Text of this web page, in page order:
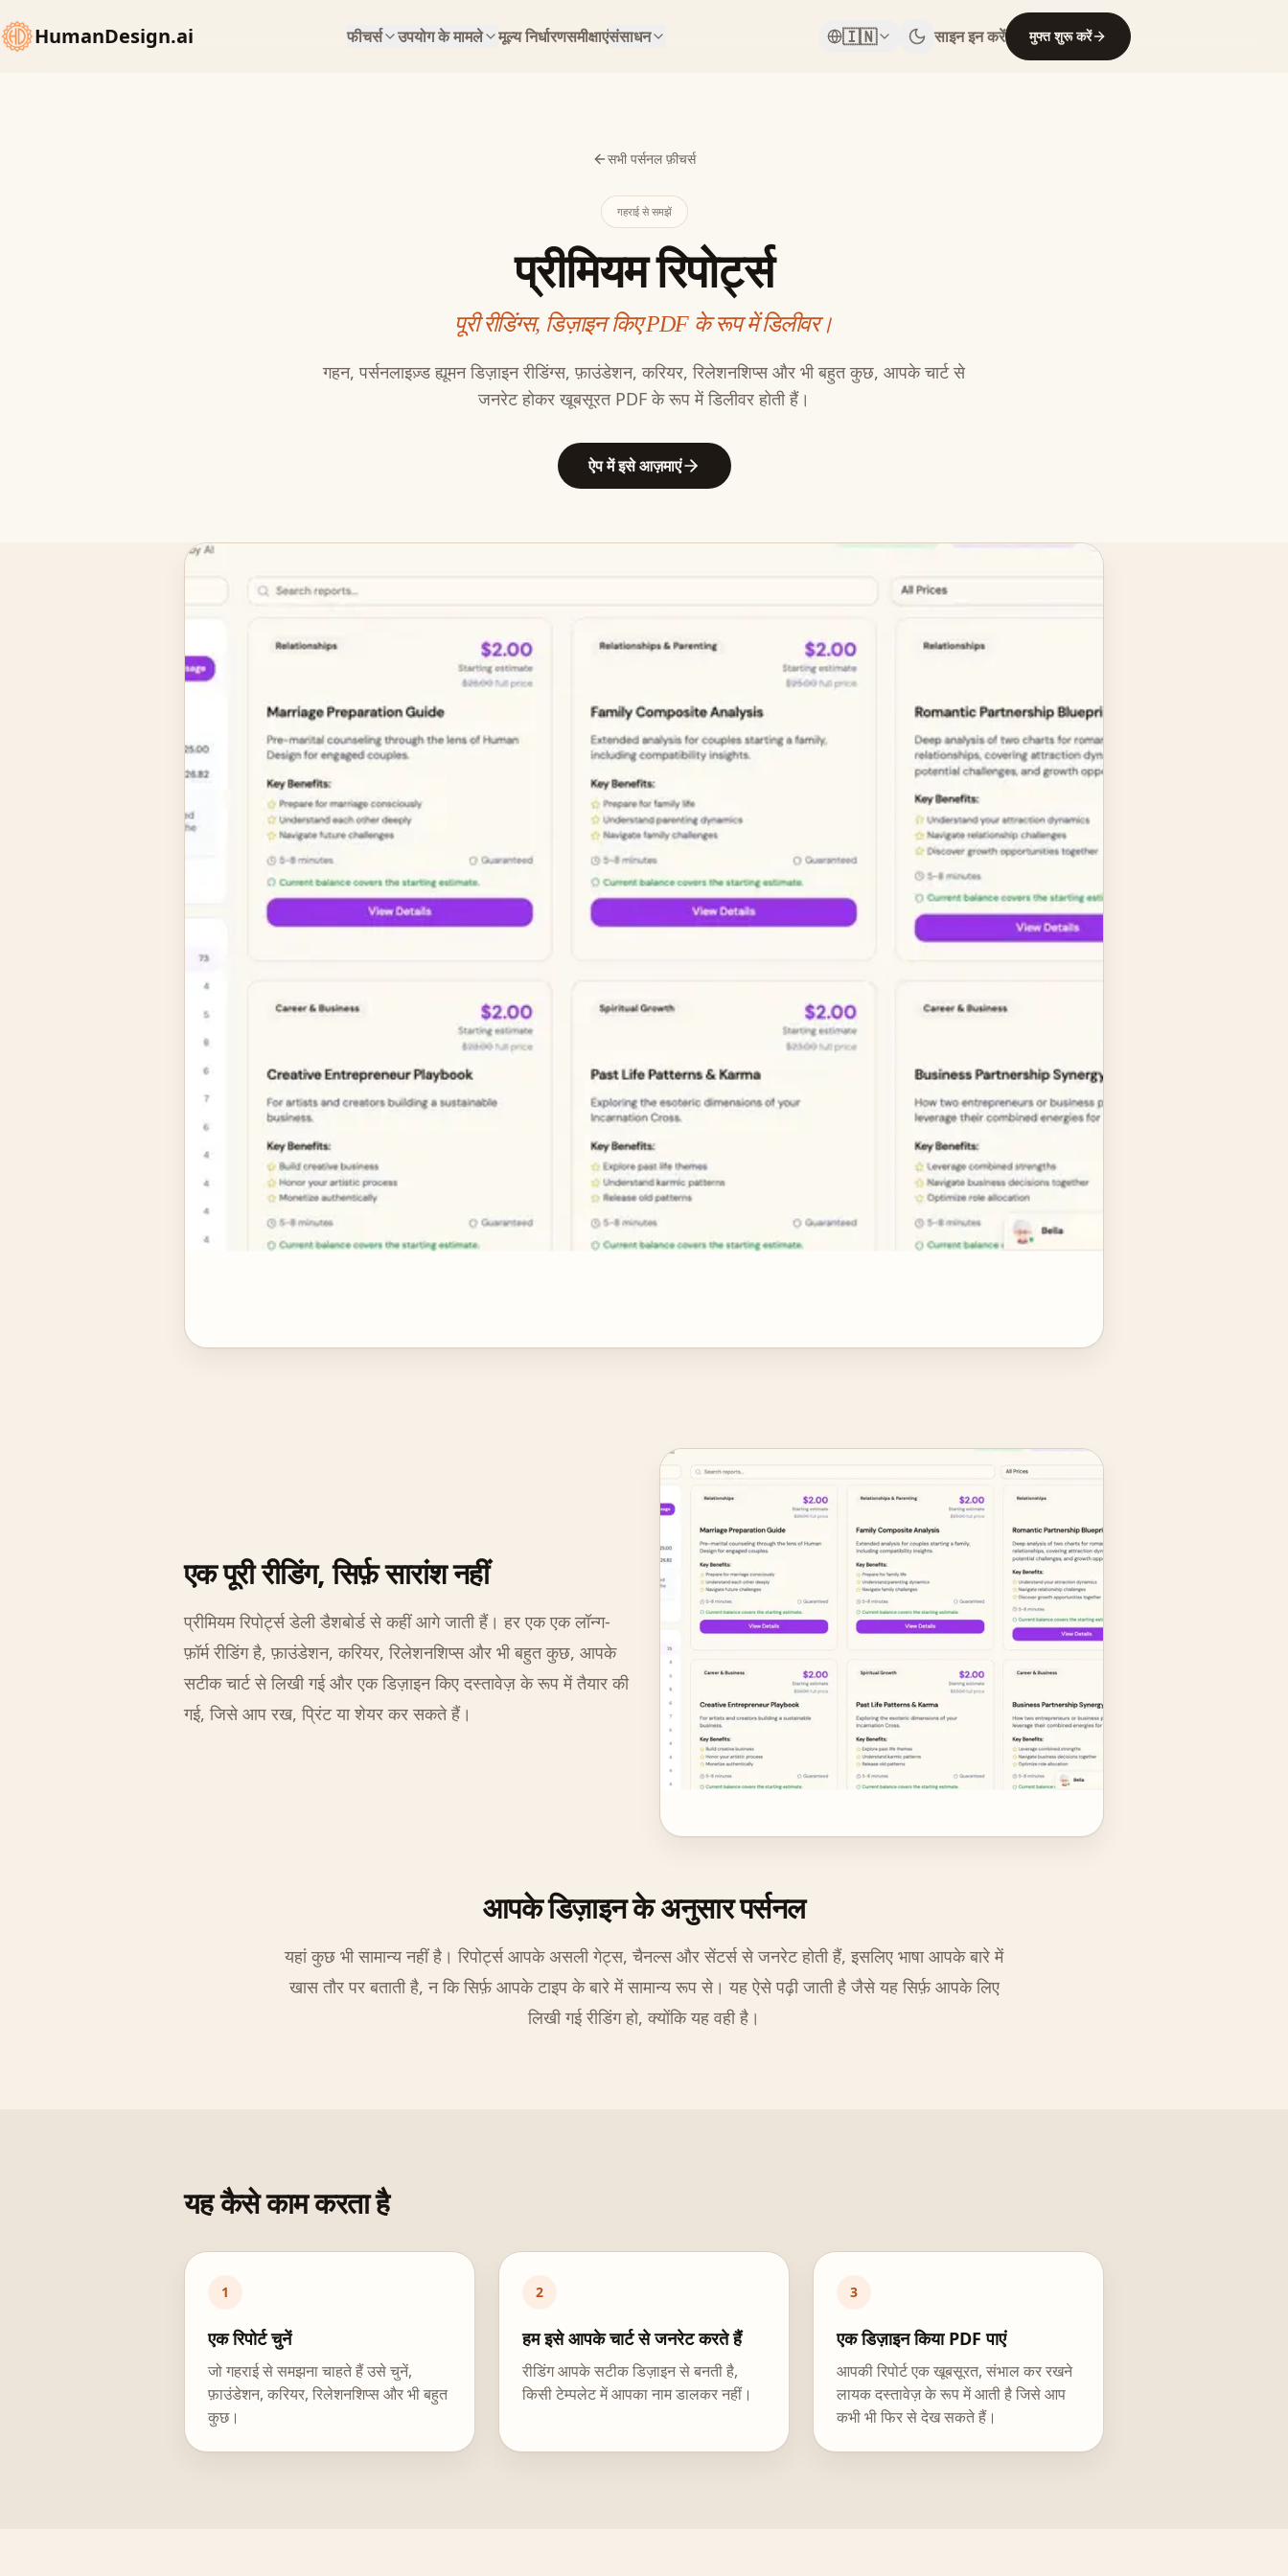
HumanDesign.ai फीचर्स उपयोग के मामले मूल्य निर्धारणसमीक्षाएंसंसाधन 🇮🇳 साइन इन करें मुफ्त शुरू करें
सभी पर्सनल फ़ीचर्स
गहराई से समझें
प्रीमियम रिपोर्ट्स
पूरी रीडिंग्स, डिज़ाइन किए PDF के रूप में डिलीवर।
गहन, पर्सनलाइज़्ड ह्यूमन डिज़ाइन रीडिंग्स, फ़ाउंडेशन, करियर, रिलेशनशिप्स और भी बहुत कुछ, आपके चार्ट से
जनरेट होकर खूबसूरत PDF के रूप में डिलीवर होती हैं।
ऐप में इसे आज़माएं
एक पूरी रीडिंग, सिर्फ़ सारांश नहीं
प्रीमियम रिपोर्ट्स डेली डैशबोर्ड से कहीं आगे जाती हैं। हर एक एक लॉन्ग-
फ़ॉर्म रीडिंग है, फ़ाउंडेशन, करियर, रिलेशनशिप्स और भी बहुत कुछ, आपके
सटीक चार्ट से लिखी गई और एक डिज़ाइन किए दस्तावेज़ के रूप में तैयार की
गई, जिसे आप रख, प्रिंट या शेयर कर सकते हैं।
आपके डिज़ाइन के अनुसार पर्सनल
यहां कुछ भी सामान्य नहीं है। रिपोर्ट्स आपके असली गेट्स, चैनल्स और सेंटर्स से जनरेट होती हैं, इसलिए भाषा आपके बारे में
खास तौर पर बताती है, न कि सिर्फ़ आपके टाइप के बारे में सामान्य रूप से। यह ऐसे पढ़ी जाती है जैसे यह सिर्फ़ आपके लिए
लिखी गई रीडिंग हो, क्योंकि यह वही है।
यह कैसे काम करता है
1
एक रिपोर्ट चुनें
जो गहराई से समझना चाहते हैं उसे चुनें,
फ़ाउंडेशन, करियर, रिलेशनशिप्स और भी बहुत
कुछ।
2
हम इसे आपके चार्ट से जनरेट करते हैं
रीडिंग आपके सटीक डिज़ाइन से बनती है,
किसी टेम्पलेट में आपका नाम डालकर नहीं।
3
एक डिज़ाइन किया PDF पाएं
आपकी रिपोर्ट एक खूबसूरत, संभाल कर रखने
लायक दस्तावेज़ के रूप में आती है जिसे आप
कभी भी फिर से देख सकते हैं।